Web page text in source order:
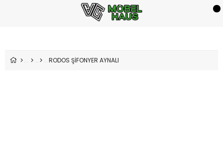
RODOS ŞİFONYER AYNALI